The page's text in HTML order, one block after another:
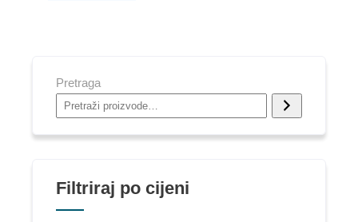
Pretraga
Filtriraj po cijeni